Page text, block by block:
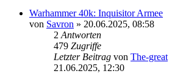
Warhammer 40k: Inquisitor Armee
von Savron » 20.06.2025, 08:58
2 Antworten
479 Zugriffe
Letzter Beitrag von The-great
21.06.2025, 12:30